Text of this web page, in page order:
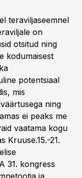
teraviljaseemnel
on
otsitud ning
kodumaisest
potentsiaal
mis
ning
ei peaks me
vaatama kogu
Kruuse.15.-21.
31. kongress
ja